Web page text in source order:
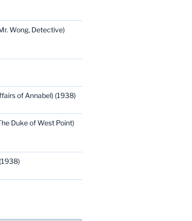
Wong, Detective)
of Annabel) (1938)
Duke of West Point)